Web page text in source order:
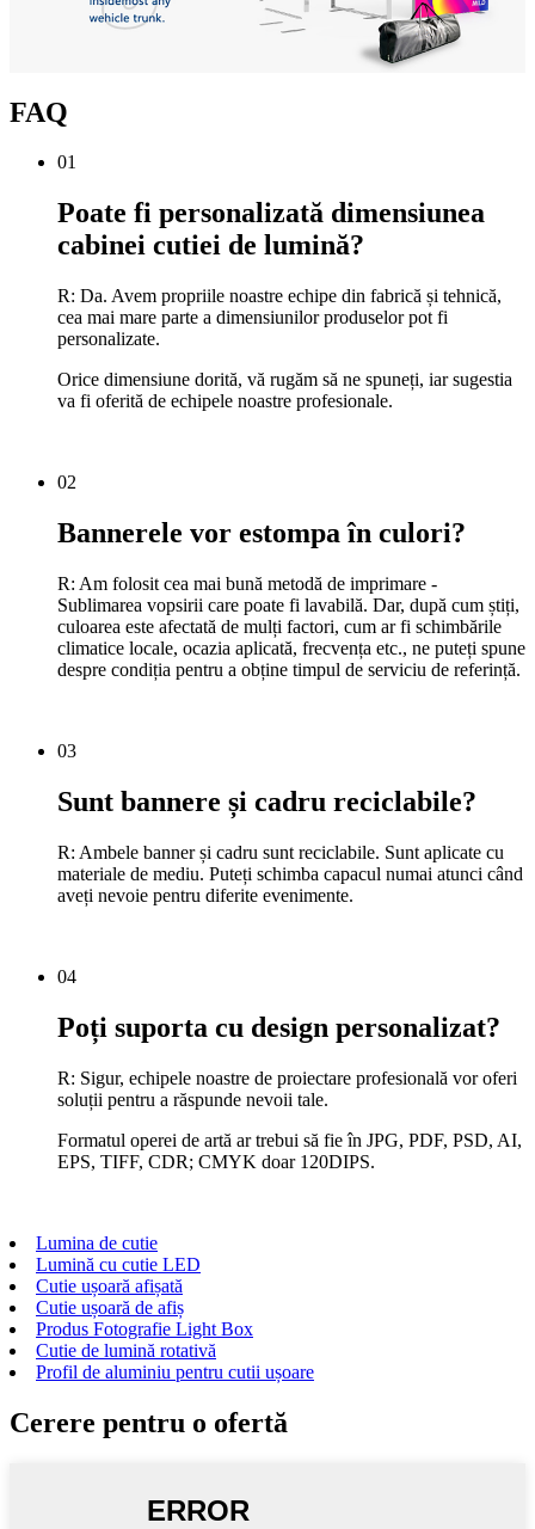
FAQ
01
Poate fi personalizată dimensiunea
cabinei cutiei de lumină?
R: Da. Avem propriile noastre echipe din fabrică și tehnică,
cea mai mare parte a dimensiunilor produselor pot fi
personalizate.
Orice dimensiune dorită, vă rugăm să ne spuneți, iar sugestia
va fi oferită de echipele noastre profesionale.
02
Bannerele vor estompa în culori?
R: Am folosit cea mai bună metodă de imprimare -
Sublimarea vopsirii care poate fi lavabilă. Dar, după cum știți,
culoarea este afectată de mulți factori, cum ar fi schimbările
climatice locale, ocazia aplicată, frecvența etc., ne puteți spune
despre condiția pentru a obține timpul de serviciu de referință.
03
Sunt bannere și cadru reciclabile?
R: Ambele banner și cadru sunt reciclabile. Sunt aplicate cu
materiale de mediu. Puteți schimba capacul numai atunci când
aveți nevoie pentru diferite evenimente.
04
Poți suporta cu design personalizat?
R: Sigur, echipele noastre de proiectare profesională vor oferi
soluții pentru a răspunde nevoii tale.
Formatul operei de artă ar trebui să fie în JPG, PDF, PSD, AI,
EPS, TIFF, CDR; CMYK doar 120DIPS.
Lumina de cutie
Lumină cu cutie LED
Cutie ușoară afișată
Cutie ușoară de afiș
Produs Fotografie Light Box
Cutie de lumină rotativă
Profil de aluminiu pentru cutii ușoare
Cerere pentru o ofertă